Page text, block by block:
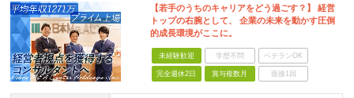
【若手のうちのキャリアをどう過ごす？】 経営
トップの右腕として、 企業の未来を動かす圧倒
的成長環境がここに。
未経験歓迎 学歴不問 ベテランOK
完全週休2日 賞与複数月 面接1回